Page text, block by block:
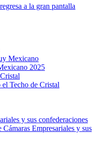
a la gran pantalla
Mexicano
2025
Techo de Cristal
y sus confederaciones
Empresariales y sus